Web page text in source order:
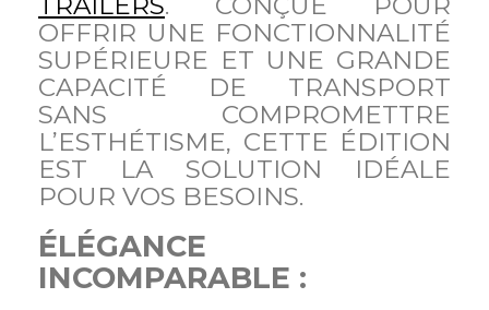
OFFRIR UNE FONCTIONNALITÉ
SUPÉRIEURE ET UNE GRANDE
CAPACITÉ DE TRANSPORT
SANS COMPROMETTRE
L’ESTHÉTISME, CETTE ÉDITION
EST LA SOLUTION IDÉALE
POUR VOS BESOINS.
ÉLÉGANCE
INCOMPARABLE :